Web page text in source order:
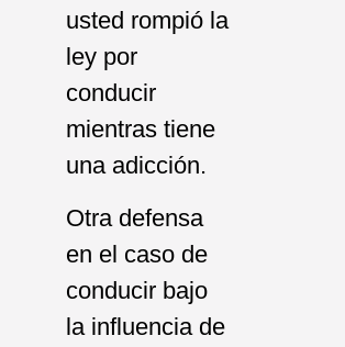
usted rompió la
ley por
conducir
mientras tiene
una adicción.
Otra defensa
en el caso de
conducir bajo
la influencia de